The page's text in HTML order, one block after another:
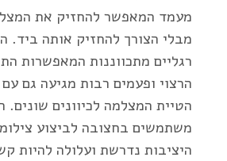
מעמד המאפשר להחזיק את
מבלי הצורך להחזיק אותה ביד.
רגליים מתכווננות המאפשרות
הרצוי ופעמים רבות מגיעה גם
הטיית המצלמה לכיוונים שונים.
משתמשים בחצובה לביצוע
היציבות נדרשת ועלולה להיות